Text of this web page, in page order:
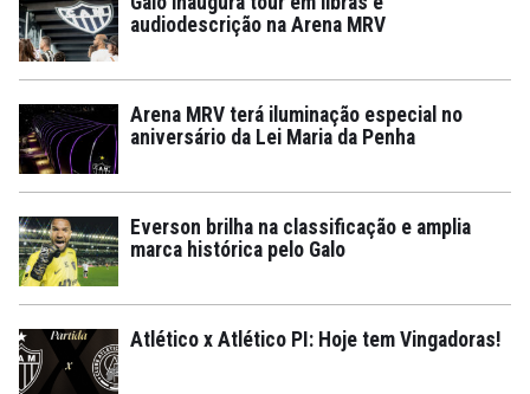
audiodescrição na Arena MRV
Arena MRV terá iluminação especial no
aniversário da Lei Maria da Penha
Everson brilha na classificação e amplia
marca histórica pelo Galo
Atlético x Atlético PI: Hoje tem Vingadoras!